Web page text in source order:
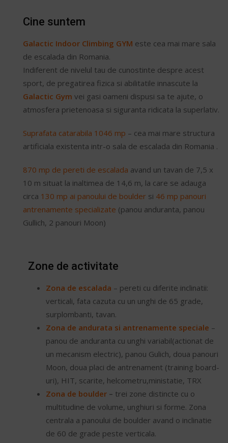
Cine suntem
Galactic Indoor Climbing GYM este cea mai mare sala
de escalada din Romania.
Indiferent de nivelul tau de cunostinte despre acest
sport, de pregatirea fizica si abilitatile innascute la
Galactic Gym vei gasi oameni dispusi sa te ajute, o
atmosfera prietenoasa si siguranta ridicata la superlativ.
Suprafata catarabila 1046 mp – cea mai mare structura
artificiala existenta intr-o sala de escalada din Romania .
870 mp de pereti de escalada avand un tavan de 7,5 x
10 m situat la inaltimea de 14,6 m, la care se adauga
circa 130 mp ai panoului de boulder si 46 mp panouri
antrenamente specializate (panou anduranta, panou
Gullich, 2 panouri Moon)
Zone de activitate
Zona de escalada – pereti cu diferite inclinatii:
verticali, fata cazuta cu un unghi de 65 grade,
surplombanti, tavan.
Zona de andurata si antrenamente speciale –
panou de anduranta cu unghi variabil(actionat de
un mecanism electric), panou Gulich, doua panouri
Moon, doua placi de antrenament (training board-
uri), HIT, scarite, helcometru,ministatie, TRX
Zona de boulder – trei zone distincte cu o
multitudine de volume, unghiuri si forme. Zona
centrala a panoului de boulder avand o inclinatie
de 60 de grade peste verticala.